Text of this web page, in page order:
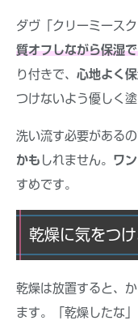
ダヴ「クリーミース
質オフしながら保湿
り付きで、 心地よく
つけないよう優しく塗
洗い流す必要があるの
かも しれません。 ワ
すめです。
乾燥に気をつけ
乾燥は放置すると、
ます。「乾燥したな」